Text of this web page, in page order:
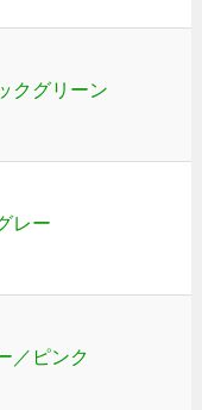
クグリーン
レー
／ピンク